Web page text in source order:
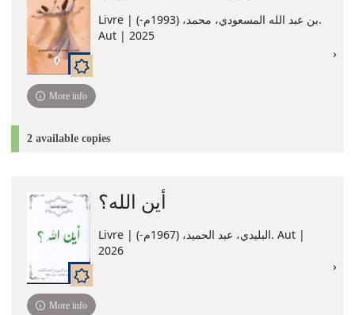
Livre | بن عبد الله المسعودي، محمد، (1993م-).
Aut | 2025
More info
2 available copies
أين الله؟
Livre | البليدي، عبد الحميد، (1967م-). Aut |
2026
More info